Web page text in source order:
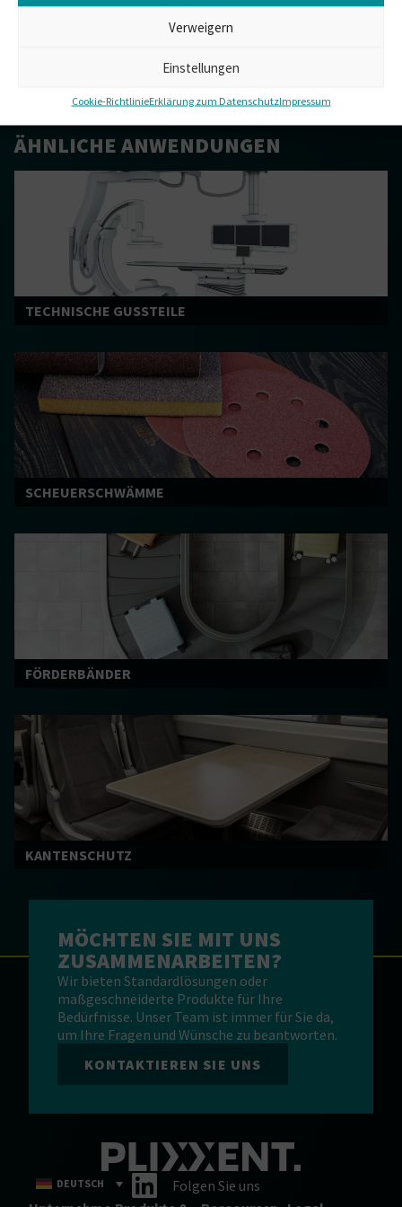
Verweigern
Einstellungen
Cookie-RichtlinieErklärung zum DatenschutzImpressum
ÄHNLICHE ANWENDUNGEN
TECHNISCHE GUSSTEILE
SCHEUERSCHWÄMME
FÖRDERBÄNDER
KANTENSCHUTZ
MÖCHTEN SIE MIT UNS
ZUSAMMENARBEITEN?
Wir bieten Standardlösungen oder
maßgeschneiderte Produkte für Ihre
Bedürfnisse. Unser Team ist immer für Sie da,
um Ihre Fragen und Wünsche zu beantworten.
KONTAKTIEREN SIE UNS
DEUTSCH
Folgen Sie uns